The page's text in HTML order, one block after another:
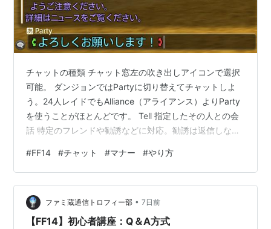
チャットの種類 チャット窓左の吹き出しアイコンで選択
可能。 ダンジョンではPartyに切り替えてチャットしよ
う。24人レイドでもAlliance（アライアンス）よりParty
を使うことがほとんどです。 Tell 指定したその人との会
話 特定のフレンドや勧誘などに対応。勧誘は返信しなく
ストで使うことが多い。見知らぬ人に蘇生してもらった
場合など「ありがとう」と一言いう場合にも Party パー
ティを組んでる人との会話 最も使うチャット。オンライ
ンダンジョンでは自動的にパーティが組まれるのでチャ
ットをPartyに切り替えて「よろしくお願いしま…
#FF14 #チャット #マナー #やり方
ファミ蔵通信トロフィー部 • 7日前
【FF14】初心者講座：Q＆A方式